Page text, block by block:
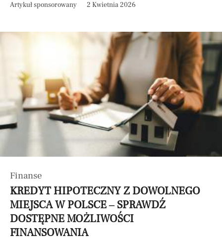
Artykuł sponsorowany 2 Kwietnia 2026
Finanse
KREDYT HIPOTECZNY Z DOWOLNEGO
MIEJSCA W POLSCE – SPRAWDŹ
DOSTĘPNE MOŻLIWOŚCI
FINANSOWANIA